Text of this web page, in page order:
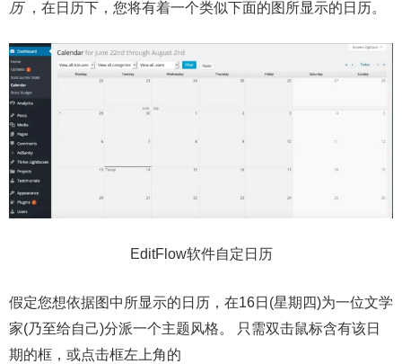
历，在日历下，您将有着一个类似下面的图所显示的日历。
EditFlow软件自定日历
假定您想依据图中所显示的日历，在16日(星期四)为一位文学
家(乃至给自己)分派一个主题风格。 只需双击鼠标含有该日
期的框，或点击框左上角的